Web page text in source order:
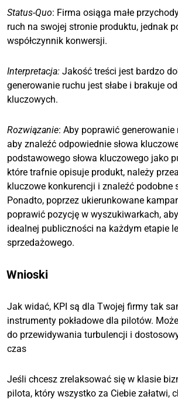
Status-Quo: Firma osiąga małe
ruch na swojej stronie produktu, jednak
współczynnik konwersji.
Interpretacja: Jakość treści jest bardzo
generowanie ruchu jest słabe i brakuje
kluczowych.
Rozwiązanie: Aby poprawić generowanie
aby znaleźć odpowiednie słowa
podstawowego słowa kluczowego jako
które trafnie opisuje produkt, należy
kluczowe konkurencji i znaleźć podobne
Ponadto, poprzez ukierunkowane
poprawić pozycję w wyszukiwarkach,
idealnej publiczności na każdym etapie
sprzedażowego.
Wnioski
Jak widać, KPI są dla Twojej firmy tak
instrumenty pokładowe dla pilotów.
do przewidywania turbulencji i
czas
Jeśli chcesz zrelaksować się w klasie
pilota, który wszystko za Ciebie załatwi,